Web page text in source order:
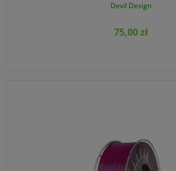
Devil Design
75,00 zł